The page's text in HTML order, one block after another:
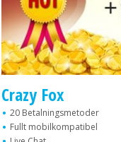
Crazy Fox
20 Betalningsmetoder
Fullt mobilkompatibel